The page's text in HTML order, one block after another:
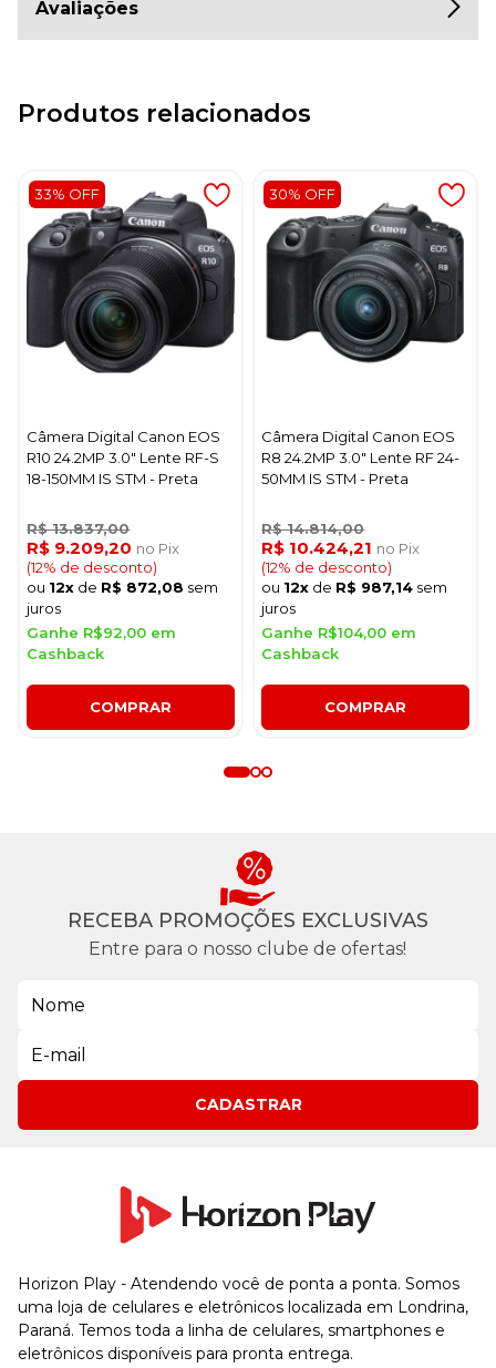
Avaliações
Produtos relacionados
33% OFF
Câmera Digital Canon EOS
R10 24.2MP 3.0" Lente RF-S
18-150MM IS STM - Preta
R$ 13.837,00
R$ 9.209,20 no Pix
(12% de desconto)
ou 12x de R$ 872,08 sem
juros
Ganhe R$92,00 em
Cashback
COMPRAR
30% OFF
Câmera Digital Canon EOS
R8 24.2MP 3.0" Lente RF 24-
50MM IS STM - Preta
R$ 14.814,00
R$ 10.424,21 no Pix
(12% de desconto)
ou 12x de R$ 987,14 sem
juros
Ganhe R$104,00 em
Cashback
COMPRAR
RECEBA PROMOÇÕES EXCLUSIVAS
Entre para o nosso clube de ofertas!
CADASTRAR
Horizon Play - Atendendo você de ponta a ponta. Somos
uma loja de celulares e eletrônicos localizada em Londrina,
Paraná. Temos toda a linha de celulares, smartphones e
eletrônicos disponíveis para pronta entrega.